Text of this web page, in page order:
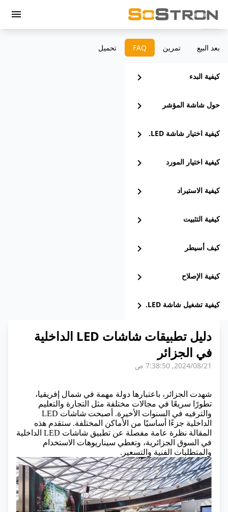
menu
بعد البيع تمرين ‫FAQ تحميل
كيفية البدء chevron_right
حول شاشة المؤشر chevron_right
كيفية اختيار شاشة LED. chevron_right
كيفية اختيار المورد chevron_right
كيفية الاستيراد chevron_right
كيفية التثبيت chevron_right
كيف أسيطر chevron_right
كيفية الإصلاح chevron_right
كيفية تشغيل شاشة LED. chevron_right
دليل تطبيقات شاشات LED الداخلية
في الجزائر
21‏/08‏/2024, 7:38:50 ص
شهدت الجزائر، باعتبارها دولة مهمة في شمال إفريقيا،
تطورًا سريعًا في مجالات مختلفة مثل التجارة والتعليم
والترفيه في السنوات الأخيرة. أصبحت شاشات LED
الداخلية جزءًا أساسيًا من الأماكن المختلفة. ستقدم هذه
المقالة نظرة عامة مفصلة عن تطبيق شاشات LED الداخلية
في السوق الجزائرية، وتغطي سيناريوهات الاستخدام
والمتطلبات الفنية والتسعير.